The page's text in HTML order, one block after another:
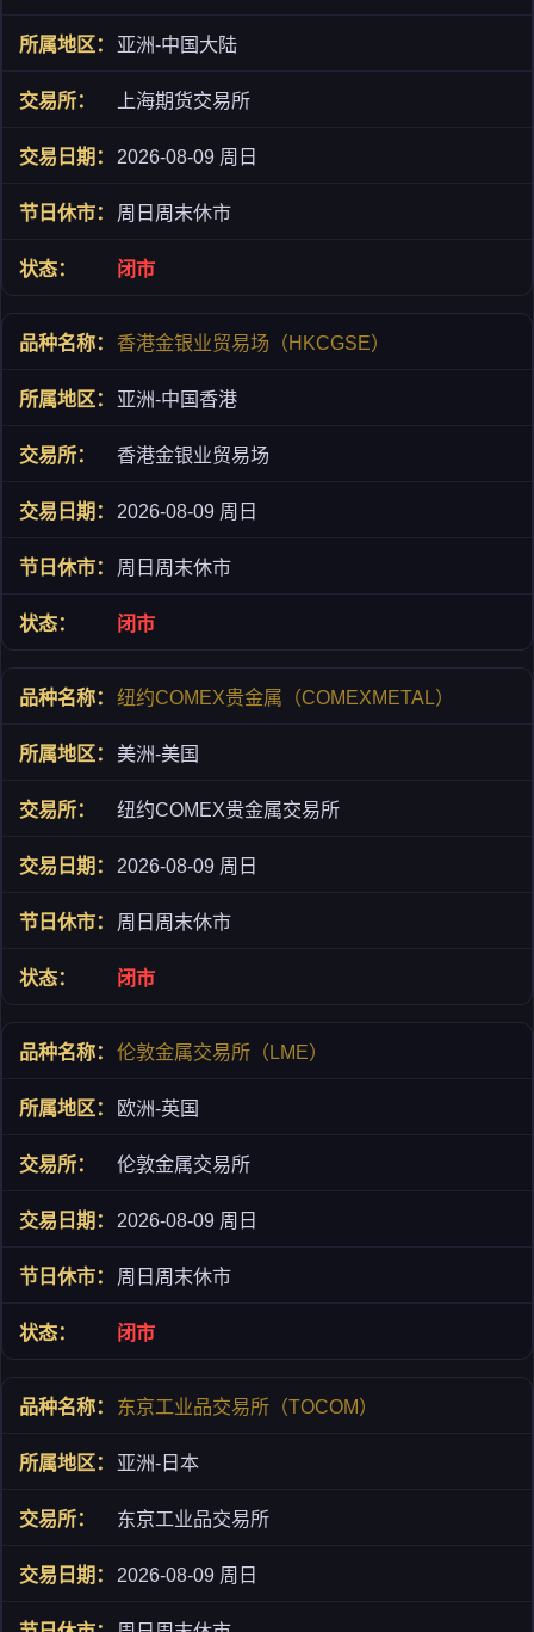
亚洲-中国大陆
上海期货交易所
2026-08-09 周日
周日周末休市
闭市
香港金银业贸易场（HKCGSE）
亚洲-中国香港
香港金银业贸易场
2026-08-09 周日
周日周末休市
闭市
纽约COMEX贵金属（COMEXMETAL）
美洲-美国
纽约COMEX贵金属交易所
2026-08-09 周日
周日周末休市
闭市
伦敦金属交易所（LME）
欧洲-英国
伦敦金属交易所
2026-08-09 周日
周日周末休市
闭市
东京工业品交易所（TOCOM）
亚洲-日本
东京工业品交易所
2026-08-09 周日